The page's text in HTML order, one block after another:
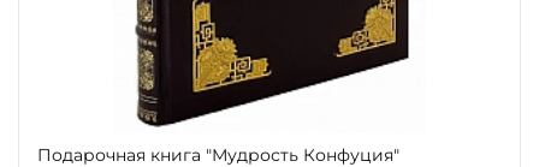
Подарочная книга "Мудрость Конфуция"